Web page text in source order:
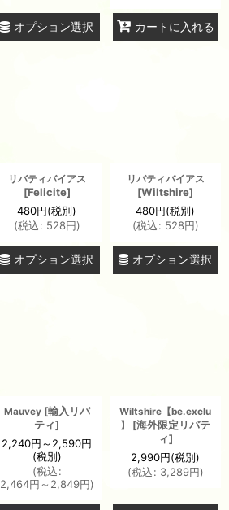
オプション選択 カートに入れる
リバティバイアス
[Felicite]
480円(税別)
(税込: 528円)
オプション選択
リバティバイアス
[Wiltshire]
480円(税別)
(税込: 528円)
オプション選択
Mauvey [輸入リバ
ティ]
2,240円～2,590円
(税別)
(税込:
2,464円 ～2,849円)
Wiltshire【be.exclu
】
[海外限定リバテ
ィ]
2,990円(税別)
(税込: 3,289円)